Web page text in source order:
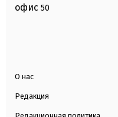
офис 50
О нас
Редакция
Редакционная политика